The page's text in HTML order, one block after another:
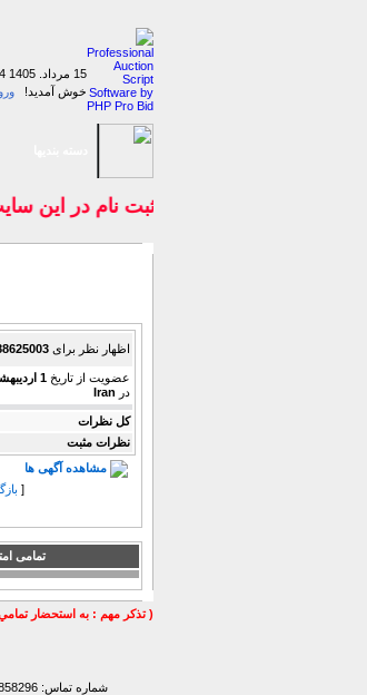
15 مرداد. 1405
خوش آمدید!
با ثبت نام در اين
اظهار نظر برای
عضویت از تاریخ 1 ارديبهشت 1401 ساعت 14:30
در Iran
كل نظرات
نظرات مثبت
مشاهده آگهی ها
[
تمامی
( تذكر مهم : به استحضار
شماره تماس: 00984132858296 - 00984132858297- 00984132858298 - 00989147772830 - 00989141170307 -